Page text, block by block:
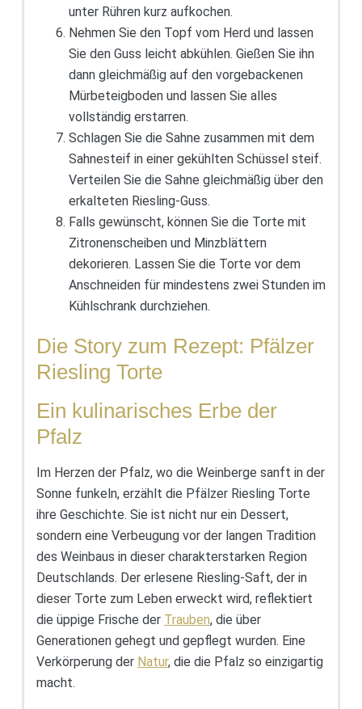
unter Rühren kurz aufkochen.
Nehmen Sie den Topf vom Herd und lassen
Sie den Guss leicht abkühlen. Gießen Sie ihn
dann gleichmäßig auf den vorgebackenen
Mürbeteigboden und lassen Sie alles
vollständig erstarren.
Schlagen Sie die Sahne zusammen mit dem
Sahnesteif in einer gekühlten Schüssel steif.
Verteilen Sie die Sahne gleichmäßig über den
erkalteten Riesling-Guss.
Falls gewünscht, können Sie die Torte mit
Zitronenscheiben und Minzblättern
dekorieren. Lassen Sie die Torte vor dem
Anschneiden für mindestens zwei Stunden im
Kühlschrank durchziehen.
Die Story zum Rezept: Pfälzer
Riesling Torte
Ein kulinarisches Erbe der
Pfalz
Im Herzen der Pfalz, wo die Weinberge sanft in der
Sonne funkeln, erzählt die Pfälzer Riesling Torte
ihre Geschichte. Sie ist nicht nur ein Dessert,
sondern eine Verbeugung vor der langen Tradition
des Weinbaus in dieser charakterstarken Region
Deutschlands. Der erlesene Riesling-Saft, der in
dieser Torte zum Leben erweckt wird, reflektiert
die üppige Frische der Trauben, die über
Generationen gehegt und gepflegt wurden. Eine
Verkörperung der Natur, die die Pfalz so einzigartig
macht.